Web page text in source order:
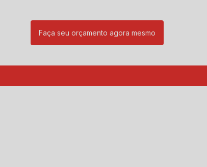
Faça seu orçamento agora mesmo